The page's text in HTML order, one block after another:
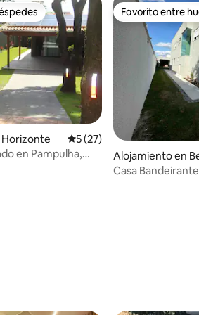
preferido
Calificación promedio: 5
5 (27)
en Pampulha,
Favorito entre
Favorito entre
Alojamiento en
e
Casa